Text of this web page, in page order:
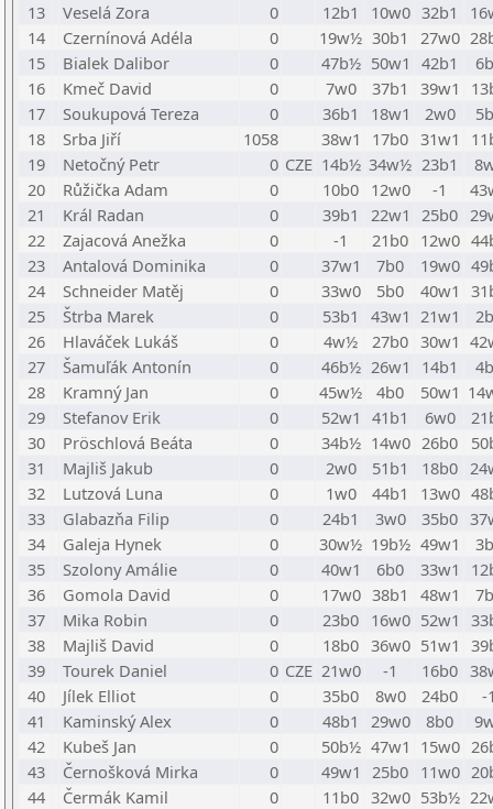
13
Veselá Zora 0 12b1 10w0 32b1
14
Czernínová Adéla 0 19w½ 30b1 27w0
15
Bialek Dalibor 0 47b½ 50w1 42b1
16
Kmeč David 0 7w0 37b1 39w1
17
Soukupová Tereza 0 36b1 18w1 2w0
18
Srba Jiří 1058 38w1 17b0 31w1
19
Netočný Petr 0 CZE 14b½ 34w½ 23b1
20
Růžička Adam 0 10b0 12w0 -1
21
Král Radan 0 39b1 22w1 25b0
22
Zajacová Anežka 0 -1 21b0 12w0
23
Antalová Dominika 0 37w1 7b0 19w0
24
Schneider Matěj 0 33w0 5b0 40w1
25
Štrba Marek 0 53b1 43w1 21w1
26
Hlaváček Lukáš 0 4w½ 27b0 30w1
27
Šamuľák Antonín 0 46b½ 26w1 14b1
28
Kramný Jan 0 45w½ 4b0 50w1
29
Stefanov Erik 0 52w1 41b1 6w0
30
Pröschlová Beáta 0 34b½ 14w0 26b0
31
Majliš Jakub 0 2w0 51b1 18b0
32
Lutzová Luna 0 1w0 44b1 13w0
33
Glabazňa Filip 0 24b1 3w0 35b0
34
Galeja Hynek 0 30w½ 19b½ 49w1
35
Szolony Amálie 0 40w1 6b0 33w1
36
Gomola David 0 17w0 38b1 48w1
37
Mika Robin 0 23b0 16w0 52w1
38
Majliš David 0 18b0 36w0 51w1
39
Tourek Daniel 0 CZE 21w0 -1 16b0
40
Jílek Elliot 0 35b0 8w0 24b0
-
41
Kaminský Alex 0 48b1 29w0 8b0
42
Kubeš Jan 0 50b½ 47w1 15w0
43
Černošková Mirka 0 49w1 25b0 11w0
44
Čermák Kamil 0 11b0 32w0 53b½